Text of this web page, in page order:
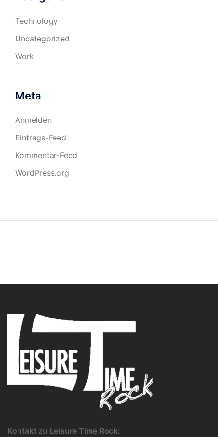
Technology
Uncategorized
Work
Meta
Anmelden
Eintrags-Feed
Kommentar-Feed
WordPress.org
Kontakt zu Leisure Time Rock: